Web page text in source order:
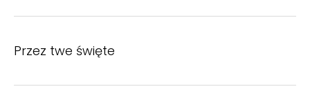
Przez twe święte